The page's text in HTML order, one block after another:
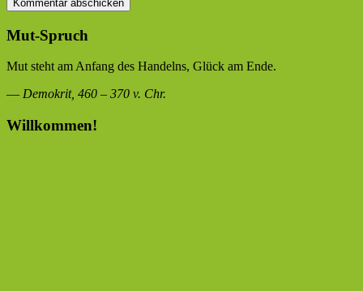
Mut-Spruch
Mut steht am Anfang des Handelns, Glück am Ende.
— Demokrit, 460 – 370 v. Chr.
Willkommen!